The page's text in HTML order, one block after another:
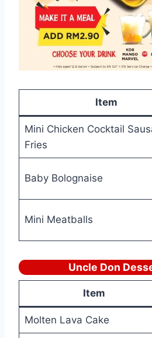
Item
Mini Chicken Cocktail
Fries
Baby Bolognaise
Mini Meatballs
Uncle Don
Item
Molten Lava Cake